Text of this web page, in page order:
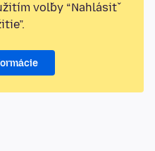
voľby “Nahlásiť